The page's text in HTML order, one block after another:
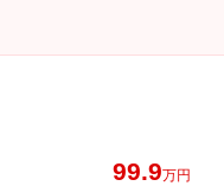
99.9万円